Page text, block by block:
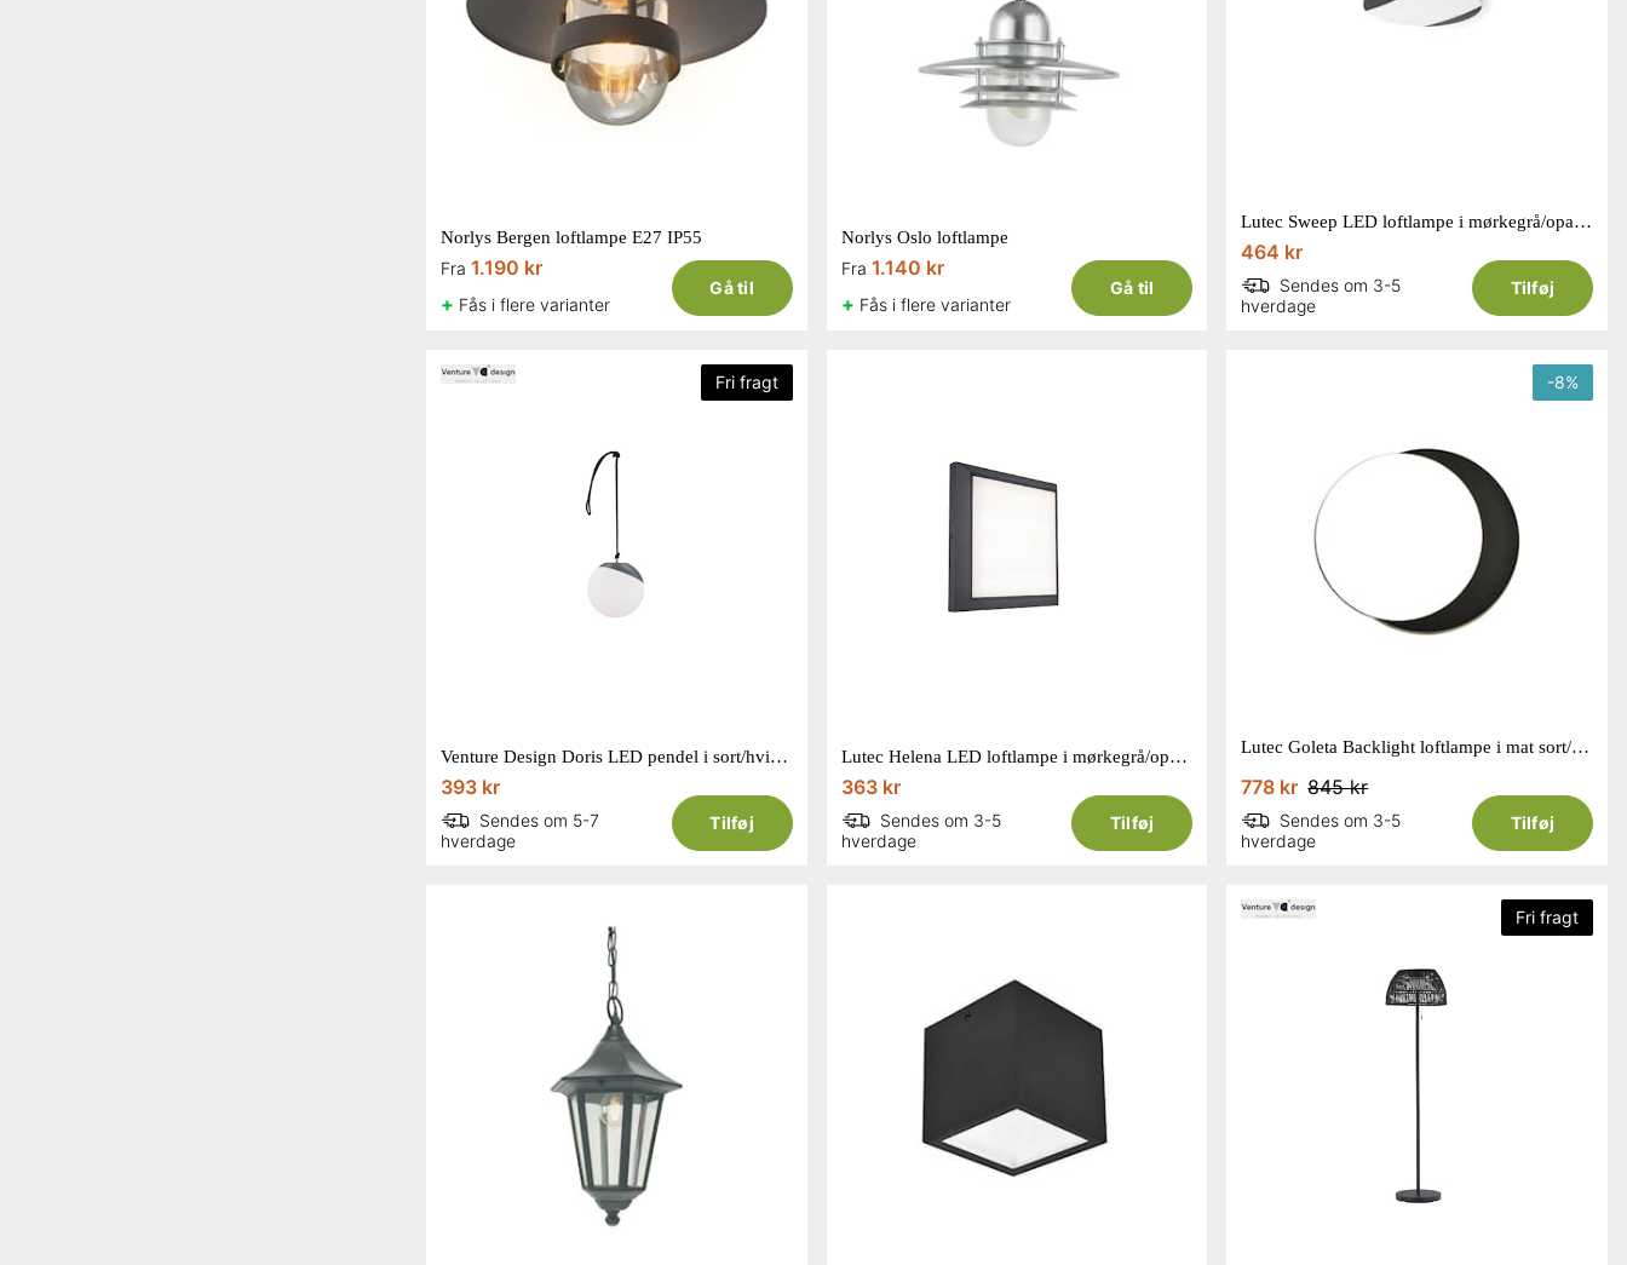
Norlys Bergen loftlampe E27 IP55
Fra 1.190 kr
+ Fås i flere varianter
Gå til
Norlys Oslo loftlampe
Fra 1.140 kr
+ Fås i flere varianter
Gå til
Lutec Sweep LED loftlampe i mørkegrå/opal 23,5W IP54
464 kr
Sendes om 3-5
hverdage
Tilføj
Fri fragt
Venture Design Doris LED pendel i sort/hvid Ø20 cm
393 kr
Sendes om 5-7
hverdage
Tilføj
Lutec Helena LED loftlampe i mørkegrå/opal 14,8W IP54
363 kr
Sendes om 3-5
hverdage
Tilføj
-8%
Lutec Goleta Backlight loftlampe i mat sort/opal 24,3W IP54
778 kr 845 kr
Sendes om 3-5
hverdage
Tilføj
Fri fragt